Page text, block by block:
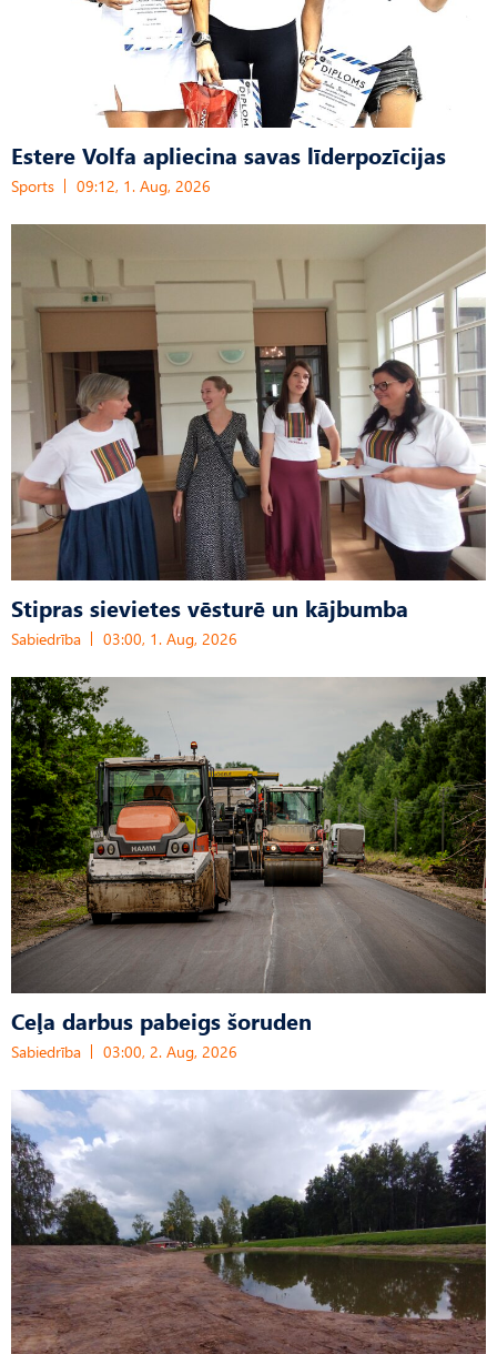
Estere Volfa apliecina savas līderpozīcijas
Sports 09:12, 1. Aug, 2026
Stipras sievietes vēsturē un kājbumba
Sabiedrība 03:00, 1. Aug, 2026
Ceļa darbus pabeigs šoruden
Sabiedrība 03:00, 2. Aug, 2026